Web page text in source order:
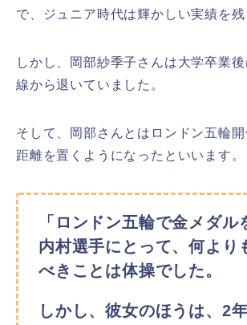
で、ジュニア時代は輝かしい実績を残
しかし、岡部紗季子さんは大学卒業
線から退いていました。
そして、岡部さんとはロンドン五輪
距離を置くようになったといいます。
「ロンドン五輪で金メダル
内村選手にとって、何より
べきことは体操でした。
しかし、彼女のほうは、2